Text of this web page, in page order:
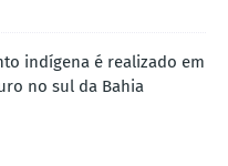
indígena é realizado em
no sul da Bahia